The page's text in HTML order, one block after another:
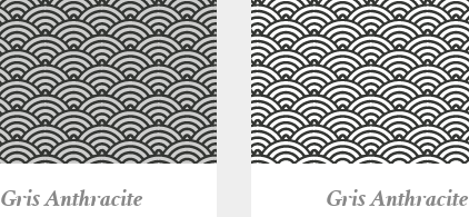
Gris Anthracite Gris Anthracite